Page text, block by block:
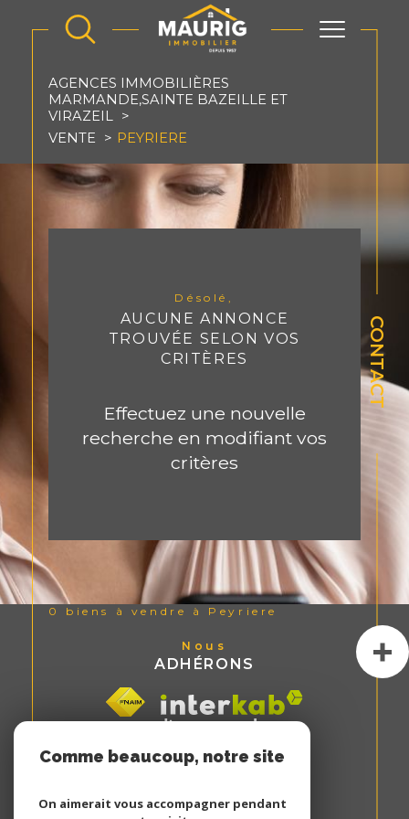
CONTACT
AGENCES IMMOBILIÈRES
MARMANDE,SAINTE BAZEILLE ET
VIRAZEIL
VENTE
PEYRIERE
Désolé,
AUCUNE ANNONCE
TROUVÉE SELON VOS
CRITÈRES
Effectuez une nouvelle
recherche en modifiant vos
critères
0 biens à vendre à Peyriere
Nous
ADHÉRONS
Comme beaucoup, notre site
On aimerait vous accompagner pendant